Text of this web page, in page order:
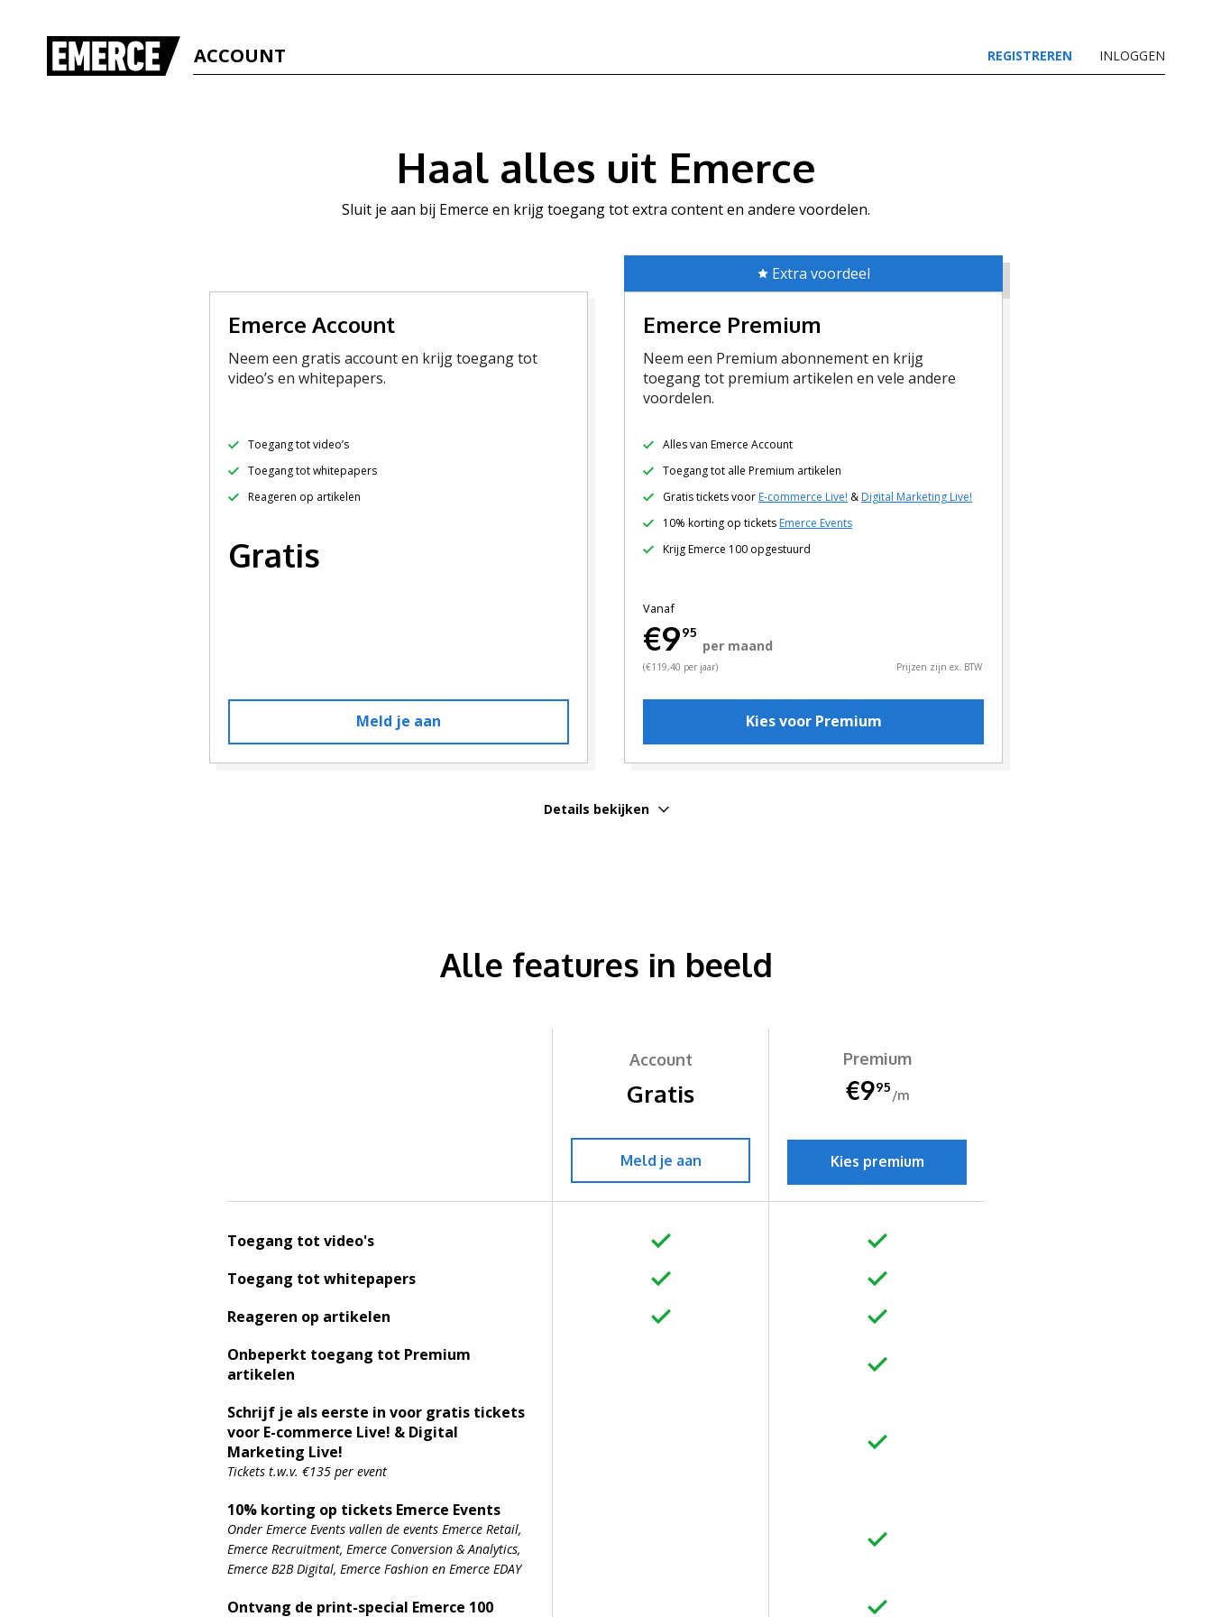
ACCOUNT REGISTREREN INLOGGEN
Haal alles uit Emerce
Sluit je aan bij Emerce en krijg toegang tot extra content en andere voordelen.
Emerce Account
Neem een gratis account en krijg toegang tot
video’s en whitepapers.
Toegang tot video’s
Toegang tot whitepapers
Reageren op artikelen
Gratis
Meld je aan
Extra voordeel
Emerce Premium
Neem een Premium abonnement en krijg
toegang tot premium artikelen en vele andere
voordelen.
Alles van Emerce Account
Toegang tot alle Premium artikelen
Gratis tickets voor E-commerce Live! & Digital Marketing Live!
10% korting op tickets Emerce Events
Krijg Emerce 100 opgestuurd
Vanaf
€995
per maand
(€119,40 per jaar) Prijzen zijn ex. BTW
Kies voor Premium
Details bekijken
Alle features in beeld
Account
Gratis
Meld je aan
Premium
€995
/m
Kies premium
Toegang tot video's
Toegang tot whitepapers
Reageren op artikelen
Onbeperkt toegang tot Premium
artikelen
Schrijf je als eerste in voor gratis tickets
voor E-commerce Live! & Digital
Marketing Live!
Tickets t.w.v. €135 per event
10% korting op tickets Emerce Events
Onder Emerce Events vallen de events Emerce Retail,
Emerce Recruitment, Emerce Conversion & Analytics,
Emerce B2B Digital, Emerce Fashion en Emerce EDAY
Ontvang de print-special Emerce 100